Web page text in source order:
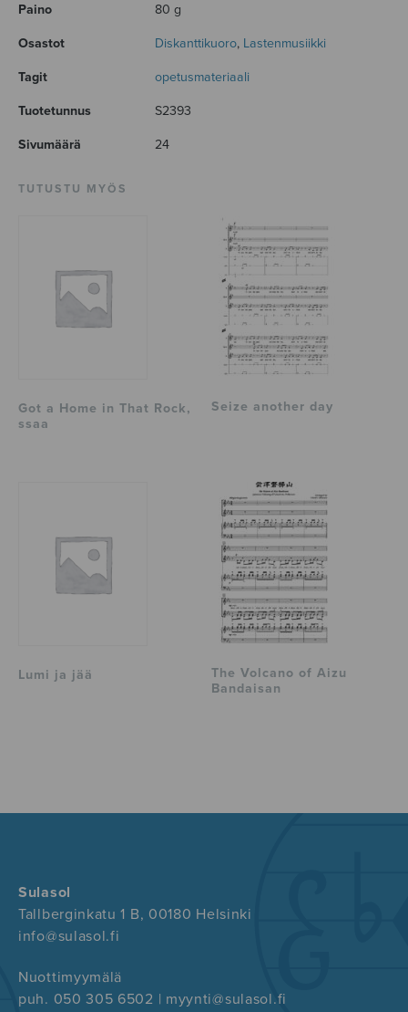
Paino 80 g
Osastot Diskanttikuoro, Lastenmusiikki
Tagit opetusmateriaali
Tuotetunnus S2393
Sivumäärä 24
TUTUSTU MYÖS
Got a Home in That Rock,
ssaa
Seize another day
Lumi ja jää
The Volcano of Aizu
Bandaisan
Sulasol
Tallberginkatu 1 B, 00180 Helsinki
info@sulasol.fi
Nuottimyymälä
puh. 050 305 6502 | myynti@sulasol.fi